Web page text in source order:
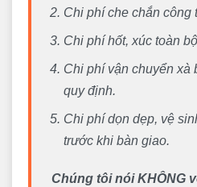
Chi phí che chắn công
Chi phí hốt, xúc toàn
Chi phí vận chuyển xà
quy định.
Chi phí dọn dẹp, vệ
trước khi bàn giao.
Chúng tôi nói KHÔNG